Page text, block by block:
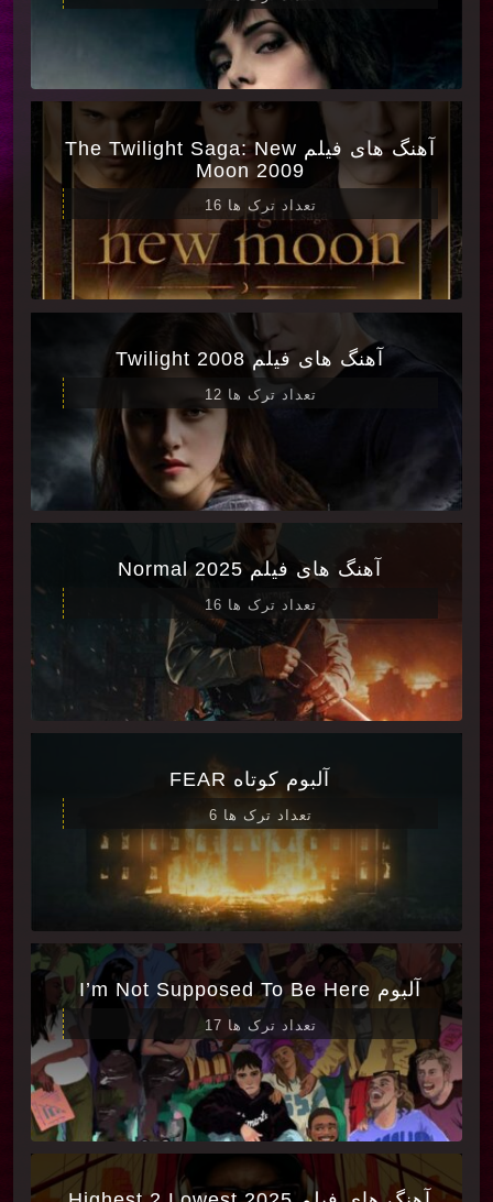
آهنگ های فیلم The Twilight Saga: New
Moon 2009
تعداد ترک ها 16
آهنگ های فیلم Twilight 2008
تعداد ترک ها 12
آهنگ های فیلم Normal 2025
تعداد ترک ها 16
آلبوم کوتاه FEAR
تعداد ترک ها 6
آلبوم I’m Not Supposed To Be Here
تعداد ترک ها 17